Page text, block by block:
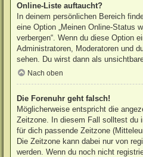
Online-Liste auftaucht?
In deinem persönlichen Bereich
eine Option „Meinen Online-Status
verbergen“. Wenn du diese Option
Administratoren, Moderatoren und
sehen. Du wirst dann als
Nach oben
Die Forenuhr geht falsch!
Möglicherweise entspricht die
Zeitzone. In diesem Fall solltest du
für dich passende Zeitzone
Die Zeitzone kann dabei nur von
werden. Wenn du noch nicht